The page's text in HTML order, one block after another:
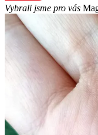
Vybrali jsme pro vás